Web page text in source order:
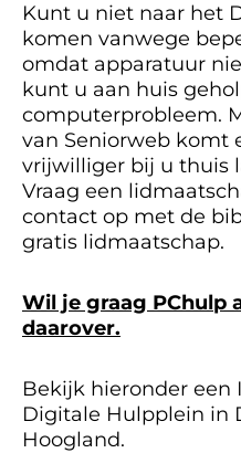
Kunt u niet naar het
komen vanwege
omdat apparatuur
kunt u aan huis
computerprobleem.
van Seniorweb komt
vrijwilliger bij u thuis
Vraag een
contact op met de
gratis lidmaatschap.
Wil je graag PChulp
daarover.
Bekijk hieronder een
Digitale Hulpplein in
Hoogland.